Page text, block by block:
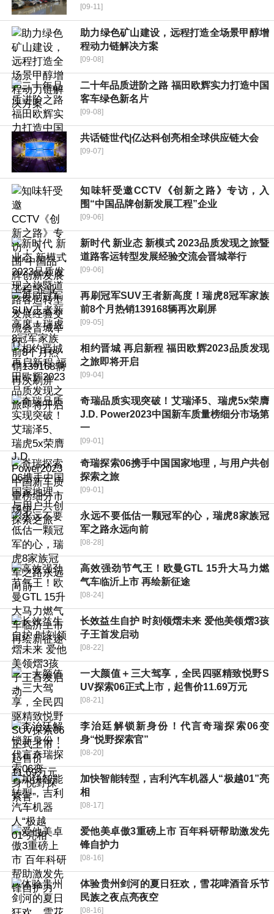
[09-11]
助力绿色矿山建设，远程打造全场景甲醇增
程动力链解决方案
[09-08]
二十年品质进阶之路 福田欧辉实力打造中国
客车绿色新名片
[09-08]
共话链世代|亿达科创亮相全球供应链大会
[09-07]
知味轩受邀CCTV《创新之路》专访，入
围“中国品牌创新发展工程”企业
[09-06]
新时代 新业态 新模式 2023品质发现之旅暨
道路客运转型发展经验交流会晋城举行
[09-06]
再刷冠军SUV王者新高度！瑞虎8冠军家族
前8个月热销139168辆再次刷屏
[09-05]
相约晋城 再启新程 福田欧辉2023品质发现
之旅即将开启
[09-04]
奇瑞品质实现突破！艾瑞泽5、瑞虎5x荣膺
J.D. Power2023中国新车质量榜细分市场第
一
[09-01]
奇瑞探索06携手中国国家地理，与用户共创
探索之旅
[09-01]
永远不要低估一颗冠军的心，瑞虎8家族冠
军之路永远向前
[08-28]
高效强劲节气王！欧曼GTL 15升大马力燃
气车临沂上市 再绘新征途
[08-24]
长效益生自护 时刻领熠未来 爱他美领熠3孩
子王首发启动
[08-22]
一大颜值＋三大驾享，全民四驱精致悦野S
UV探索06正式上市，起售价11.69万元
[08-21]
李治廷解锁新身份！代言奇瑞探索06变
身“悦野探索官”
[08-20]
加快智能转型，吉利汽车机器人“极越01”亮
相
[08-17]
爱他美卓傲3重磅上市 百年科研帮助激发先
锋自护力
[08-16]
体验贵州剑河的夏日狂欢，雪花啤酒音乐节
民族之夜点亮夜空
[08-16]